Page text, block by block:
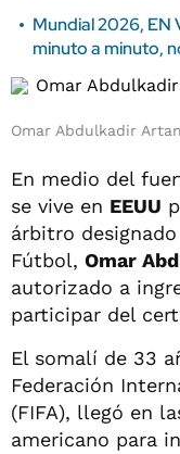
Mundial 2026, EN
minuto a minuto,
Omar Abdulkadir
En medio del
se vive en EEUU
árbitro
Fútbol, Omar
autorizado a
participar del
El somalí de 33
Federación
(FIFA), llegó en
americano para